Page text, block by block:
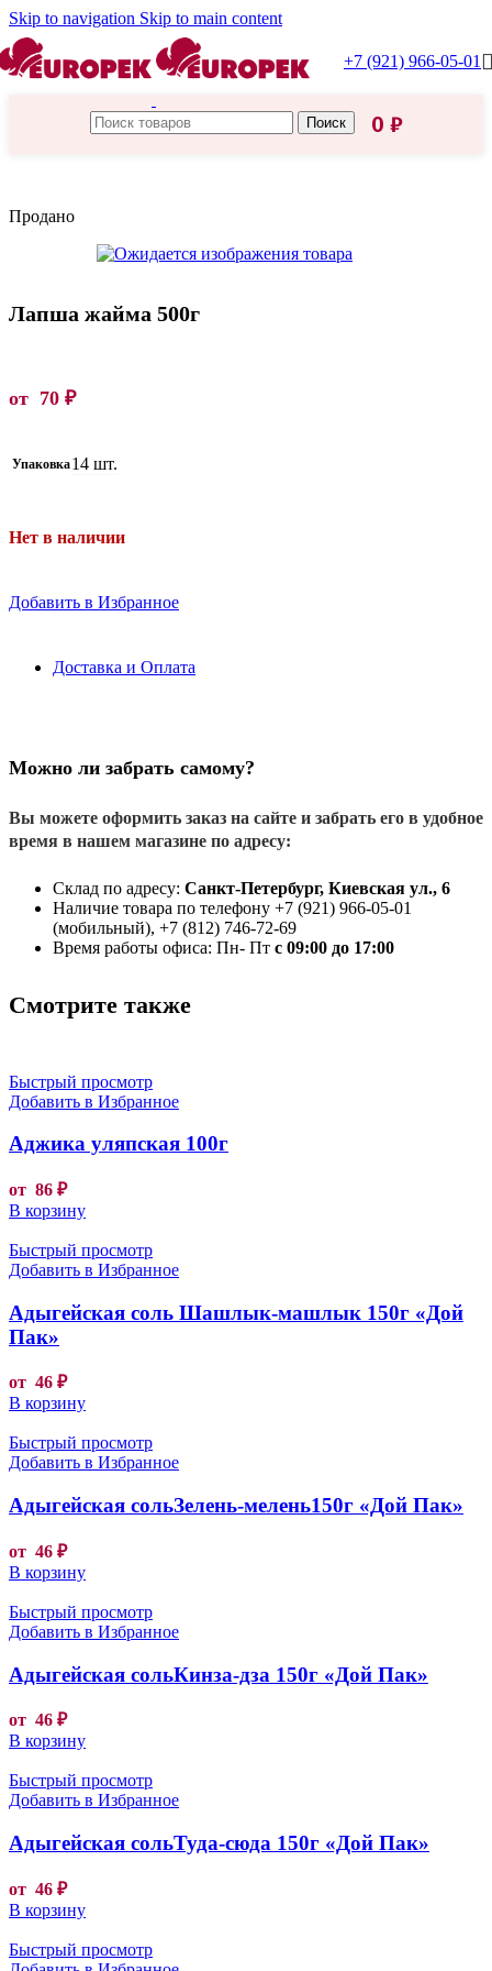
Skip to navigation Skip to main content
+7 (921) 966-05-01
Поиск 0 ₽
Продано
Лапша жайма 500г
от 70 ₽
Упаковка14 шт.
Нет в наличии
Добавить в Избранное
Доставка и Оплата
Можно ли забрать самому?
Вы можете оформить заказ на сайте и забрать его в удобное
время в нашем магазине по адресу:
Склад по адресу: Санкт-Петербург, Киевская ул., 6
Наличие товара по телефону +7 (921) 966-05-01
(мобильный), +7 (812) 746-72-69
Время работы офиса: Пн- Пт с 09:00 до 17:00
Смотрите также
Быстрый просмотр
Добавить в Избранное
Аджика уляпская 100г
от 86 ₽
В корзину
Быстрый просмотр
Добавить в Избранное
Адыгейская соль Шашлык-машлык 150г «Дой
Пак»
от 46 ₽
В корзину
Быстрый просмотр
Добавить в Избранное
Адыгейская сольЗелень-мелень150г «Дой Пак»
от 46 ₽
В корзину
Быстрый просмотр
Добавить в Избранное
Адыгейская сольКинза-дза 150г «Дой Пак»
от 46 ₽
В корзину
Быстрый просмотр
Добавить в Избранное
Адыгейская сольТуда-сюда 150г «Дой Пак»
от 46 ₽
В корзину
Быстрый просмотр